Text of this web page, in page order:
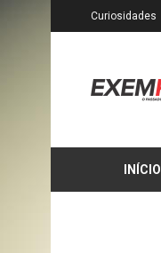
Curiosidades
INÍCIO